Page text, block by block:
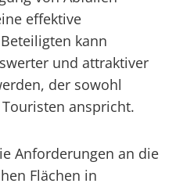
effektive
kann
und attraktiver
der sowohl
anspricht.
Anforderungen an die
Flächen in